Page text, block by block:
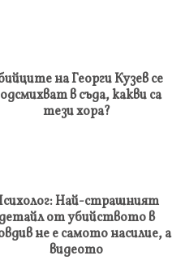
на Георги Кузев се
в съда, какви са
тези хора?
Най-страшният
детайл от убийството в
не е самото насилие, а
видеото